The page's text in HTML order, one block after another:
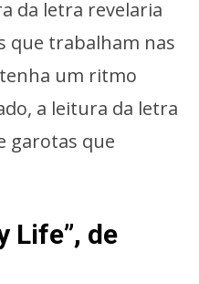
da letra revelaria
que trabalham nas
um ritmo
a leitura da letra
garotas que
Life”, de